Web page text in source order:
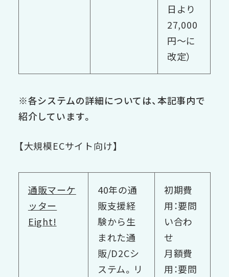
日より
27,000
円〜に
改定）
※各システムの詳細については、本記事内で
紹介しています。
【大規模ECサイト向け】
通販マーケ
ッター
Eight!
40年の通
販支援経
験から生
まれた通
販/D2Cシ
ステム。リ
初期費
用：要問
い合わ
せ
月額費
用：要問